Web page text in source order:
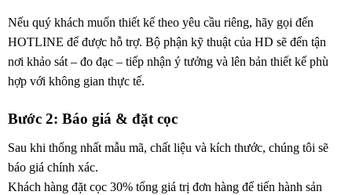
Nếu quý khách muốn thiết kế theo yêu cầu riêng, hãy gọi đến
HOTLINE để được hỗ trợ. Bộ phận kỹ thuật của HD sẽ đến tận
nơi khảo sát – đo đạc – tiếp nhận ý tưởng và lên bản thiết kế phù
hợp với không gian thực tế.
Bước 2: Báo giá & đặt cọc
Sau khi thống nhất mẫu mã, chất liệu và kích thước, chúng tôi sẽ
báo giá chính xác.
Khách hàng đặt cọc 30% tổng giá trị đơn hàng để tiến hành sản